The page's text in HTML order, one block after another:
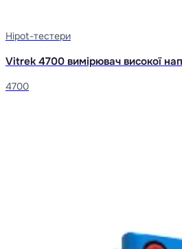
Hipot-тестери
Vitrek 4700 вимірювач високої
4700